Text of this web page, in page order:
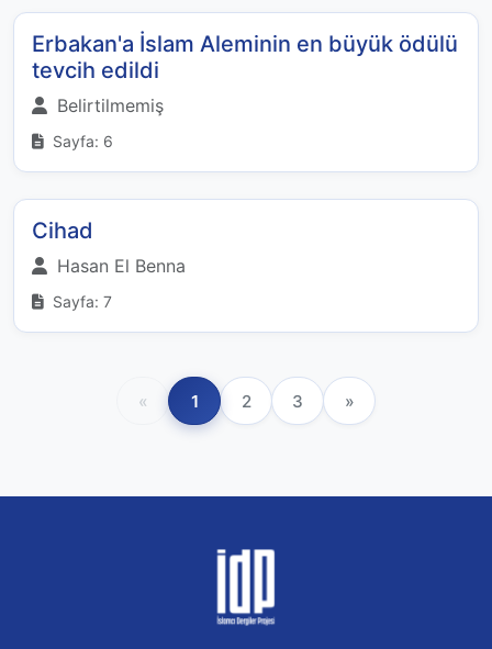
Erbakan'a İslam Aleminin en büyük ödülü
tevcih edildi
Belirtilmemiş
Sayfa: 6
Cihad
Hasan El Benna
Sayfa: 7
« 1 2 3 »